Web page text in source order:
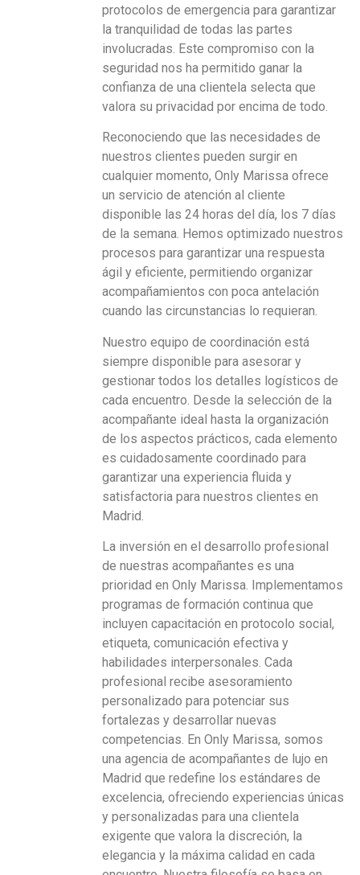
protocolos de emergencia para garantizar
la tranquilidad de todas las partes
involucradas. Este compromiso con la
seguridad nos ha permitido ganar la
confianza de una clientela selecta que
valora su privacidad por encima de todo.
Reconociendo que las necesidades de
nuestros clientes pueden surgir en
cualquier momento, Only Marissa ofrece
un servicio de atención al cliente
disponible las 24 horas del día, los 7 días
de la semana. Hemos optimizado nuestros
procesos para garantizar una respuesta
ágil y eficiente, permitiendo organizar
acompañamientos con poca antelación
cuando las circunstancias lo requieran.
Nuestro equipo de coordinación está
siempre disponible para asesorar y
gestionar todos los detalles logísticos de
cada encuentro. Desde la selección de la
acompañante ideal hasta la organización
de los aspectos prácticos, cada elemento
es cuidadosamente coordinado para
garantizar una experiencia fluida y
satisfactoria para nuestros clientes en
Madrid.
La inversión en el desarrollo profesional
de nuestras acompañantes es una
prioridad en Only Marissa. Implementamos
programas de formación continua que
incluyen capacitación en protocolo social,
etiqueta, comunicación efectiva y
habilidades interpersonales. Cada
profesional recibe asesoramiento
personalizado para potenciar sus
fortalezas y desarrollar nuevas
competencias. En Only Marissa, somos
una agencia de acompañantes de lujo en
Madrid que redefine los estándares de
excelencia, ofreciendo experiencias únicas
y personalizadas para una clientela
exigente que valora la discreción, la
elegancia y la máxima calidad en cada